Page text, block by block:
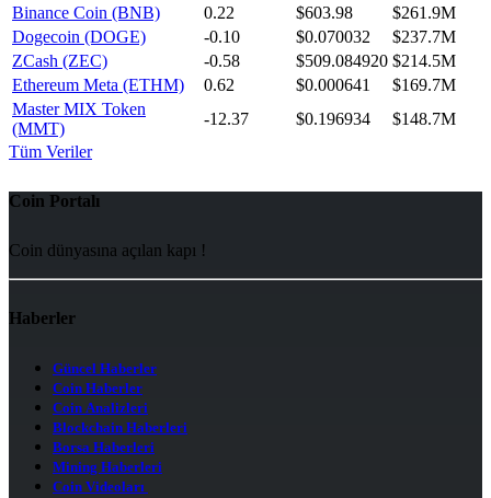
Binance Coin (BNB)
0.22 $603.98
$261.9M
Dogecoin (DOGE)
-0.10 $0.070032
$237.7M
ZCash (ZEC)
-0.58 $509.084920 $214.5M
Ethereum Meta (ETHM)
0.62 $0.000641
$169.7M
Master MIX Token
(MMT)
-12.37 $0.196934
$148.7M
Tüm Veriler
Coin Portalı
Coin dünyasına açılan kapı !
Haberler
Güncel Haberler
Coin Haberler
Coin Analizleri
Blockchain Haberleri
Borsa Haberleri
Mining Haberleri
Coin Videoları